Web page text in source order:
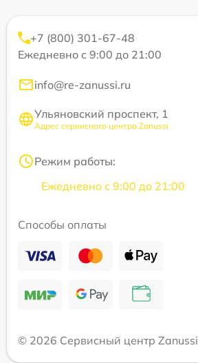
+7 (800) 301-67-48
Ежедневно с 9:00 до 21:00
info@re-zanussi.ru
Ульяновский проспект, 1
Адрес сервисного центра Zanussi
Режим работы:
Ежедневно с 9:00 до 21:00
Способы оплаты
© 2026 Сервисный центр Zanussi